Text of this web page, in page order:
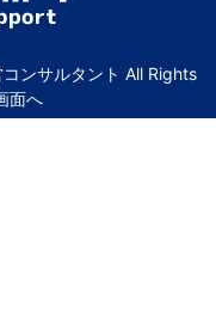
ンサルタント All Rights
面へ